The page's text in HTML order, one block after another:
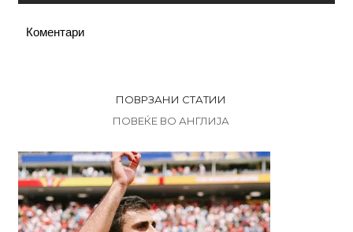
Коментари
ПОВРЗАНИ СТАТИИ
ПОВЕЌЕ ВО АНГЛИЈА